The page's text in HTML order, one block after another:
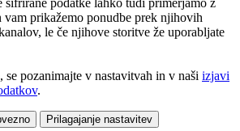
šifrirane podatke lahko tudi primerjamo z
prikažemo ponudbe prek njihovih
le če njihove storitve že uporabljate
se pozanimajte v nastavitvah in v naši izjavi
.
Prilagajanje nastavitev